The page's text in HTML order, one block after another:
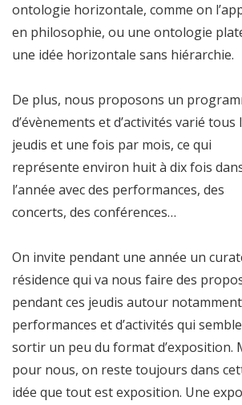
ontologie horizontale, comme on
en philosophie, ou une ontologie
une idée horizontale sans hiérarchie.
De plus, nous proposons un
d’évènements et d’activités varié tous
jeudis et une fois par mois, ce qui
représente environ huit à dix fois
l’année avec des performances, des
concerts, des conférences…
On invite pendant une année un
résidence qui va nous faire des
pendant ces jeudis autour
performances et d’activités qui
sortir un peu du format d’exposition.
pour nous, on reste toujours dans
idée que tout est exposition. Une